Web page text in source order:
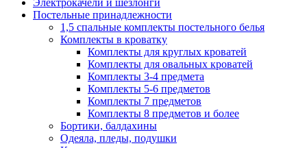
Электрокачели и шезлонги
Постельные принадлежности
1,5 спальные комплекты постельного белья
Комплекты в кроватку
Комплекты для круглых кроватей
Комплекты для овальных кроватей
Комплекты 3-4 предмета
Комплекты 5-6 предметов
Комплекты 7 предметов
Комплекты 8 предметов и более
Бортики, балдахины
Одеяла, пледы, подушки